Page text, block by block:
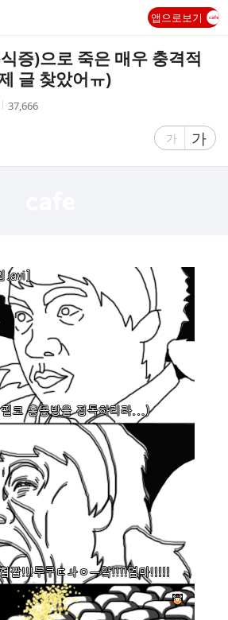
앱으로보기
증)으로 죽은 매우 충격적
글 찾았어ㅠ)
조
37,666
글
가
글
자
가